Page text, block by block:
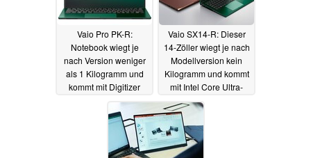
Vaio Pro PK-R:
Notebook wiegt je
nach Version weniger
als 1 Kilogramm und
kommt mit Digitizer
03.11.2024
Vaio SX14-R: Dieser
14-Zöller wiegt je nach
Modellversion kein
Kilogramm und kommt
mit Intel Core Ultra-
Prozessoren